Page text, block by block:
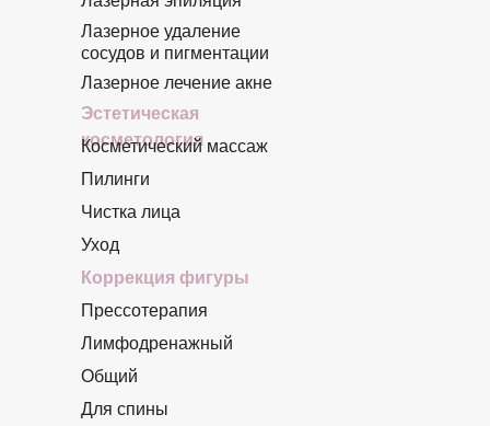
Эстетическая
косметология
Коррекция фигуры
Пилинги
Прессотерапия
Общий
Для спины
Чистка лица
Косметический массаж
Уход
Лазерное удаление
сосудов и пигментации
Лазерное лечение акне
Лимфодренажный